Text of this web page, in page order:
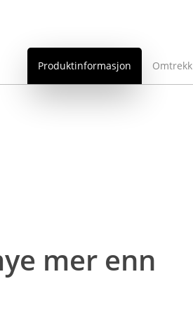
Produktinformasjon Omtrekk
mer enn